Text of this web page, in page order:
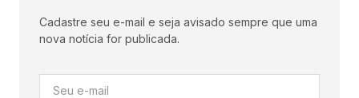
Cadastre seu e-mail e seja avisado sempre que uma
nova notícia for publicada.